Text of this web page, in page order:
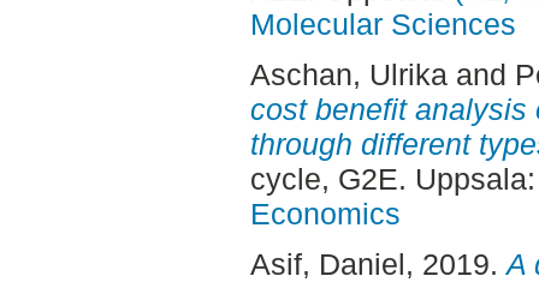
Molecular Sciences
Aschan, Ulrikaand
cost benefit analysis
through different
cycle, G2E.
Economics
Asif, Daniel, 2019.A